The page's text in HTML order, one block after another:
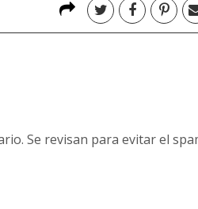
Se revisan para evitar el